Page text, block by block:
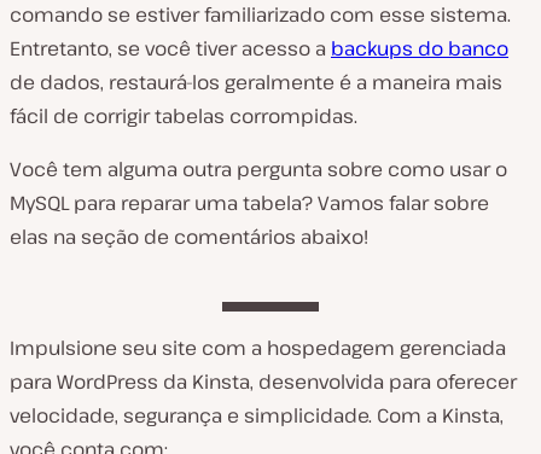
comando se estiver familiarizado com esse sistema.
Entretanto, se você tiver acesso a backups do banco
de dados, restaurá-los geralmente é a maneira mais
fácil de corrigir tabelas corrompidas.
Você tem alguma outra pergunta sobre como usar o
MySQL para reparar uma tabela? Vamos falar sobre
elas na seção de comentários abaixo!
Impulsione seu site com a hospedagem gerenciada
para WordPress da Kinsta, desenvolvida para oferecer
velocidade, segurança e simplicidade. Com a Kinsta,